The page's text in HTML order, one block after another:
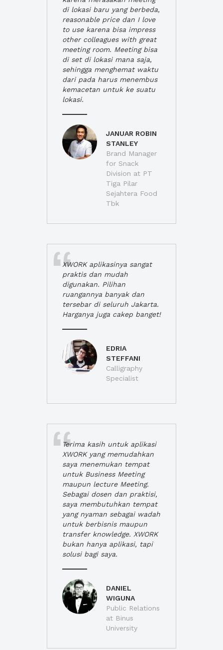
di lokasi baru yang berbeda,
reasonable price dan I love
to use karena bisa impress
other colleagues with great
meeting room. Meeting bisa
di set di lokasi mana saja,
sehingga menghemat waktu
dari pada harus menembus
kemacetan untuk ke suatu
lokasi.
JANUAR ROBIN
STANLEY
Brand Manager
for Snack
Division at PT
Tiga Pilar
Sejahtera Food
Tbk
XWORK aplikasinya sangat
praktis dan mudah
digunakan. Pilihan
ruangannya banyak dan
tersebar di seluruh Jakarta.
Harganya juga cakep banget!
EDRIA
STEFFANI
Calligraphy
Specialist
Terima kasih untuk aplikasi
XWORK yang memudahkan
saya menemukan tempat
untuk Business Meeting
maupun lecture Meeting.
Sebagai dosen dan praktisi,
saya membutuhkan tempat
yang nyaman sebagai wadah
untuk berbisnis maupun
transfer knowledge. XWORK
bukan hanya aplikasi, tapi
solusi bagi saya.
DANIEL
WIGUNA
Public Relations
at Binus
University